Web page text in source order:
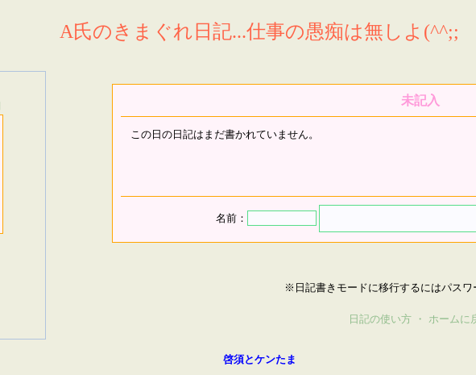
A氏のきまぐれ日記...仕事の愚痴は無しよ(^^;;
未記入
この日の日記はまだ書かれていません。
名前：
※日記書きモードに移行するにはパスワ
日記の使い方 ・ ホームに
啓須とケンたま